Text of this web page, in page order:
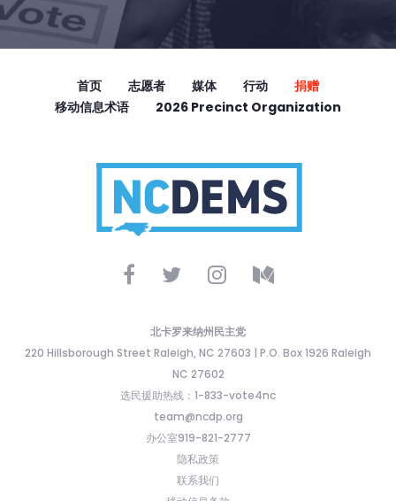
首页 志愿者 媒体 行动
捐赠
移动信息术语
2026 Precinct Organization
北卡罗来纳州民主党
220 Hillsborough Street Raleigh, NC 27603 | P.O. Box 1926 Raleigh
NC 27602
选民援助热线：1-833-vote4nc
team@ncdp.org
办公室919-821-2777
隐私政策
联系我们